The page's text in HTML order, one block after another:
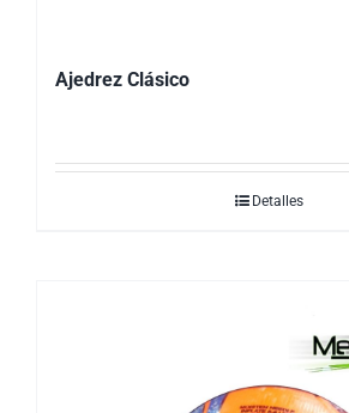
Ajedrez Clásico
Detalles